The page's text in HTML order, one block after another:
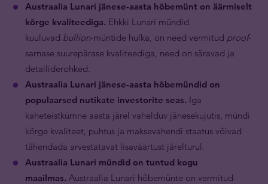
Austraalia Lunari jänese-aasta hõbemünt on äärmiselt
kõrge kvaliteediga. Ehkki Lunari mündid
kuuluvad bullion-müntide hulka, on need vermitud proof-
sarnase suurepärase kvaliteediga, need on säravad ja
detailiderohked.
Austraalia Lunari jänese-aasta hõbemündid on
populaarsed nutikate investorite seas. Iga
kaheteistkümne aasta järel vahelduv jänesekujutis, mündi
kõrge kvaliteet, puhtus ja maksevahendi staatus võivad
tähendada arvestatavat lisaväärtust järelturul.
Austraalia Lunari mündid on tuntud kogu
maailmas. Austraalia Lunari hõbemünte on vermitud